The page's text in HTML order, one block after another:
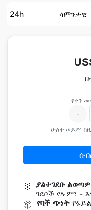
24h ሳምንታዊ
የቀን
-
ሁለት ወይም
🥇 ያልተገደቡ
ገደቦች የሉም፣ -
📦 የባች ጭነት